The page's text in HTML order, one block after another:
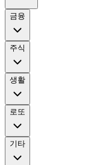
금융
주식
생활
로또
기타